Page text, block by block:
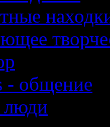
- общение